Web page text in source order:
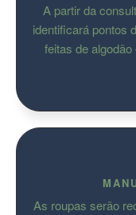
A partir da
identificará pontos
feitas de
As roupas serão